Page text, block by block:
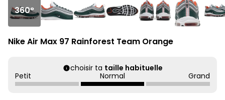
360°
Nike Air Max 97 Rainforest Team Orange
choisir ta taille habituelle
Petit
Normal Grand